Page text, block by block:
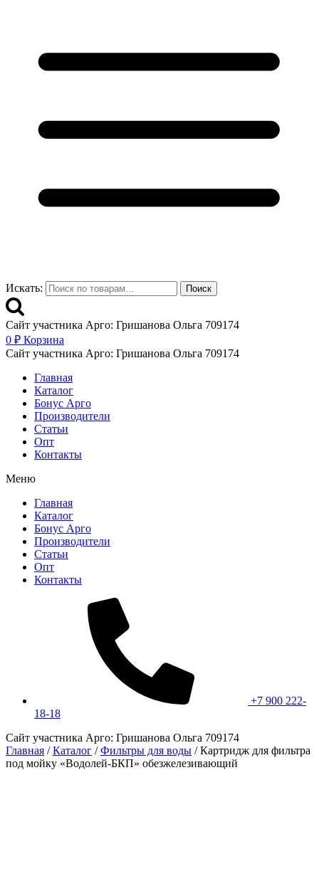
Искать: Поиск
Сайт участника Арго: Гришанова Ольга 709174
0 ₽ Корзина
Сайт участника Арго: Гришанова Ольга 709174
Главная
Каталог
Бонус Арго
Производители
Статьи
Опт
Контакты
Меню
Главная
Каталог
Бонус Арго
Производители
Статьи
Опт
Контакты
+7 900 222-
18-18
Сайт участника Арго: Гришанова Ольга 709174
Главная / Каталог / Фильтры для воды / Картридж для фильтра
под мойку «Водолей-БКП» обезжелезивающий